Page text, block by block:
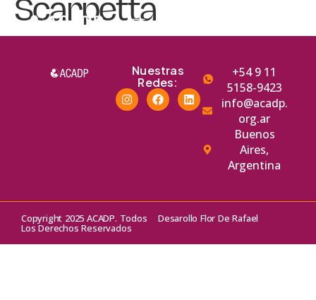
Scarpetta
+54 9 11
5158-9423
info@acadp.
org.ar
Buenos
Aires,
Argentina
Nuestras
Redes:
Copyright 2025 ACADP. Todos
Los Derechos Reservados
Desarollo Flor De Rafael